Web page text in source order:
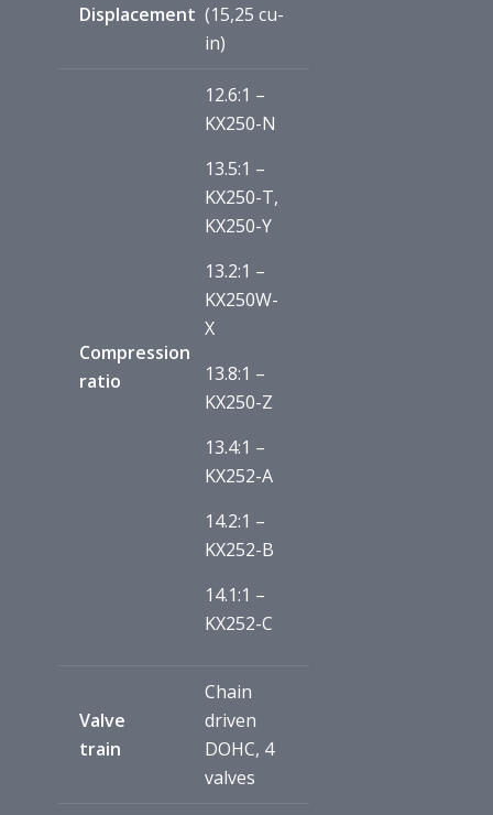
Displacement (15,25 cu-
in)
Compression
ratio
12.6:1 –
KX250-N
13.5:1 –
KX250-T,
KX250-Y
13.2:1 –
KX250W-
X
13.8:1 –
KX250-Z
13.4:1 –
KX252-A
14.2:1 –
KX252-B
14.1:1 –
KX252-C
Valve
train
Chain
driven
DOHC, 4
valves